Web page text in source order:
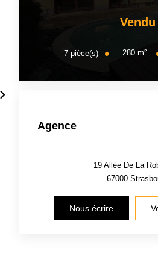
Vendu
7pièce(s) 280m²
Agence
19 Allée De La
67000
Nous écrire